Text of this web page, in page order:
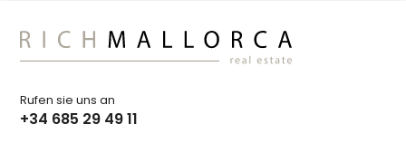
Rufen sie uns an
+34 685 29 49 11